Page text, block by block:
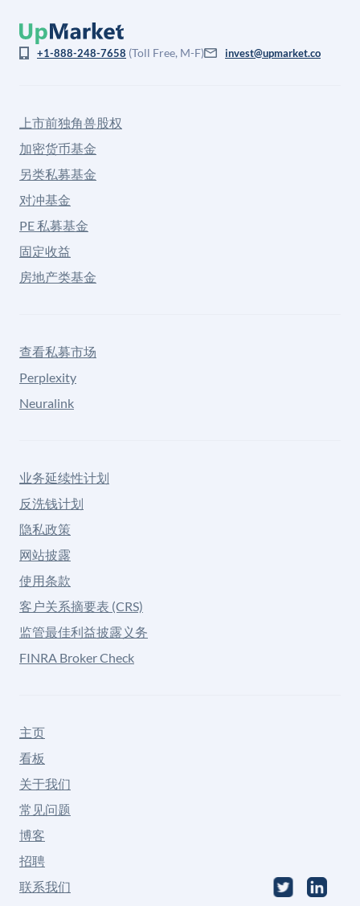
+1-888-248-7658 (Toll Free, M-F) invest@upmarket.co
上市前独角兽股权
加密货币基金
另类私募基金
对冲基金
PE 私募基金
固定收益
房地产类基金
查看私募市场
Perplexity
Neuralink
业务延续性计划
反洗钱计划
隐私政策
网站披露
使用条款
客户关系摘要表 (CRS)
监管最佳利益披露义务
FINRA Broker Check
主页
看板
关于我们
常见问题
博客
招聘
联系我们